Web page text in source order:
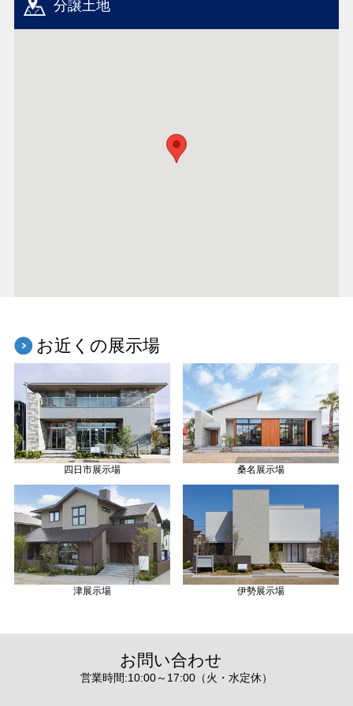
分譲土地
お近くの展示場
四日市展示場 桑名展示場
津展示場 伊勢展示場
お問い合わせ
営業時間:10:00～17:00（火・水定休）